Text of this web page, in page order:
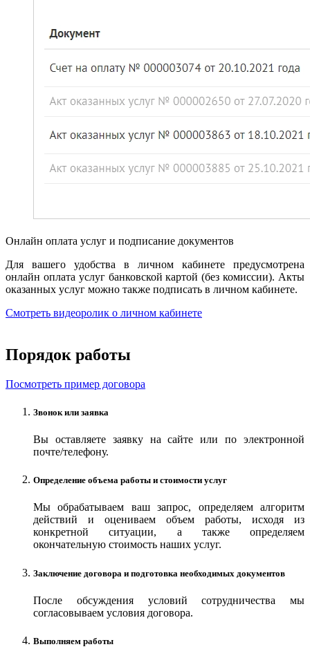
Онлайн оплата услуг и подписание документов
Для вашего удобства в личном кабинете предусмотрена
онлайн оплата услуг банковской картой (без комиссии). Акты
оказанных услуг можно также подписать в личном кабинете.
Смотреть видеоролик о личном кабинете
Порядок работы
Посмотреть пример договора
Звонок или заявка
Вы оставляете заявку на сайте или по электронной
почте/телефону.
Определение объема работы и стоимости услуг
Мы обрабатываем ваш запрос, определяем алгоритм
действий и оцениваем объем работы, исходя из
конкретной ситуации, а также определяем
окончательную стоимость наших услуг.
Заключение договора и подготовка необходимых документов
После обсуждения условий сотрудничества мы
согласовываем условия договора.
Выполняем работы